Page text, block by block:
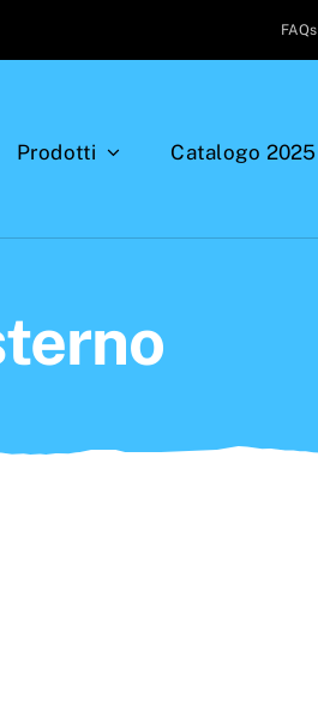
FAQs
Prodotti Catalogo 2025